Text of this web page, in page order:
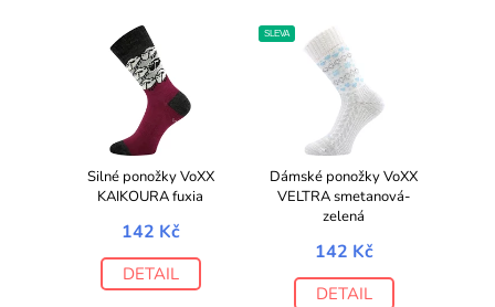
Silné ponožky VoXX
KAIKOURA fuxia
142 Kč
DETAIL
SLEVA
Dámské ponožky VoXX
VELTRA smetanová-
zelená
142 Kč
DETAIL